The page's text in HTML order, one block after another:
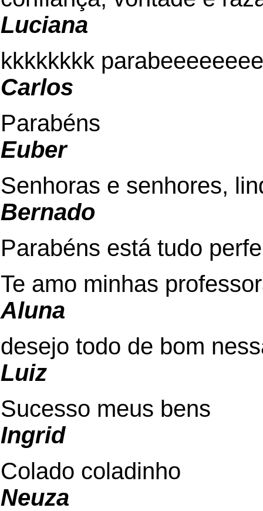
Luciana
kkkkkkkk
Carlos
Parabéns
Euber
Senhoras e senhores,
Bernado
Parabéns está tudo
Te amo minhas
Aluna
desejo todo de bom
Luiz
Sucesso meus bens
Ingrid
Colado coladinho
Neuza